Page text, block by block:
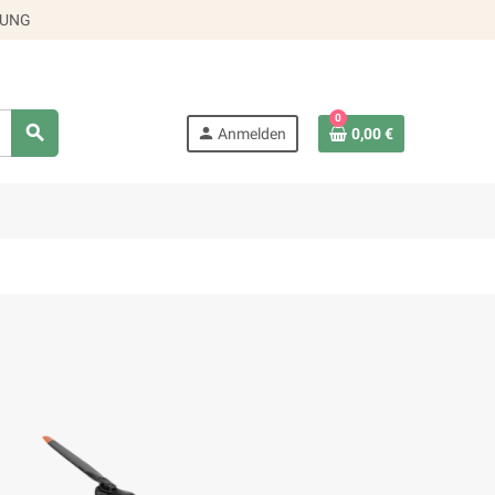
search person Anmelden
0
0,00 €